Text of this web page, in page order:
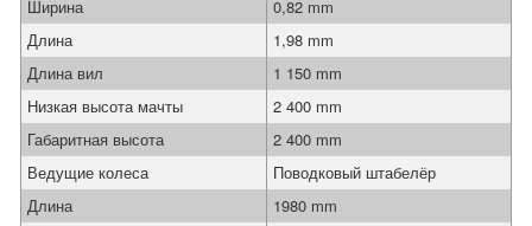
Ширина
0,82 mm
Длина
1,98 mm
Длина вил
1 150 mm
Низкая высота мачты
2 400 mm
Габаритная высота
2 400 mm
Ведущие колеса
Поводковый штабелёр
Длина
1980 mm